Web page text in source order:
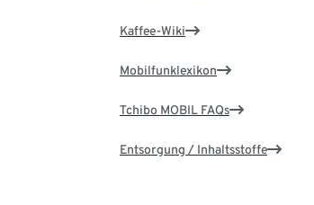
Kaffee-Wiki
Mobilfunklexikon
Tchibo MOBIL FAQs
Entsorgung / Inhaltsstoffe